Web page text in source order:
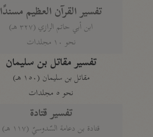
تفسير القرآن العظيم مسندًا
ابن أبي حاتم الرازي (٣٢٧ هـ)
نحو ١٠ مجلدات
تفسير مقاتل بن سليمان
مقاتل بن سليمان (١٥٠ هـ)
نحو ٥ مجلدات
تفسير قتادة
قتادة بن دعامة السّدوسيّ (١١٧ هـ)